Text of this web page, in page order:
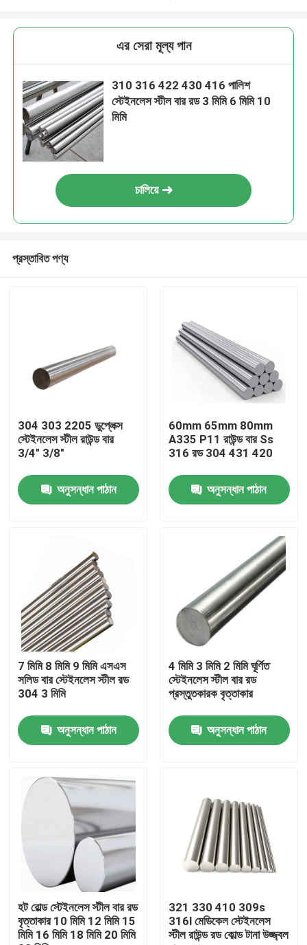
আমাদের সম্পর্কে
কারখানা ভ্রমণ
মান নিয়ন্ত্রণ
উদ্ধৃতির জন্য আবেদন
স্টেইনলেস স্টীল বৃত্তাকার টিউব
স্টেইনলেস স্টীল প্লেট শীট
এর সেরা মূল্য পান
310 316 422 430 416 পালিশ
স্টেইনলেস স্টীল বার রড 3 মিমি 6 মিমি 10
মিমি
চালিয়ে
প্রস্তাবিত পণ্য
304 303 2205 ডুপ্লেক্স
স্টেইনলেস স্টীল রাউন্ড বার
3/4" 3/8"
অনুসন্ধান পাঠান
60mm 65mm 80mm
A335 P11 রাউন্ড বার Ss
316 রড 304 431 420
অনুসন্ধান পাঠান
7 মিমি 8 মিমি 9 মিমি এসএস
সলিড বার স্টেইনলেস স্টীল রড
304 3 মিমি
অনুসন্ধান পাঠান
4 মিমি 3 মিমি 2 মিমি ঘূর্ণিত
স্টেইনলেস স্টীল বার রড
প্রস্তুতকারক বৃত্তাকার
অনুসন্ধান পাঠান
হট রোল্ড স্টেইনলেস স্টীল বার রড
বৃত্তাকার 10 মিমি 12 মিমি 15
মিমি 16 মিমি 18 মিমি 20 মিমি
321 330 410 309s
316l মেডিকেল স্টেইনলেস
স্টীল রাউন্ড রড কোল্ড টানা উজ্জ্বল